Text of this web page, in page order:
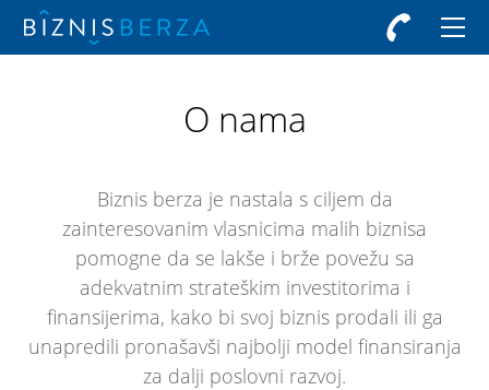
O nama
Biznis berza je nastala s ciljem da
zainteresovanim vlasnicima malih biznisa
pomogne da se lakše i brže povežu sa
adekvatnim strateškim investitorima i
finansijerima, kako bi svoj biznis prodali ili ga
unapredili pronašavši najbolji model finansiranja
za dalji poslovni razvoj.